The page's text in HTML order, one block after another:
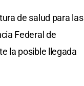
de salud para las
Federal de
la posible llegada